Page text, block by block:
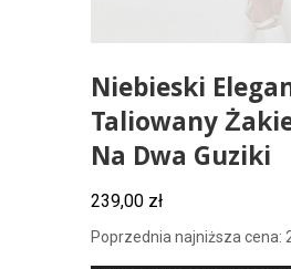
Niebieski
Taliowany
Na Dwa Guziki
239,00 zł
Poprzednia najniższa cena: